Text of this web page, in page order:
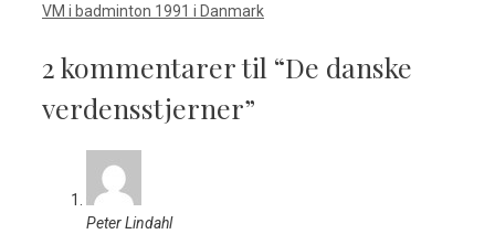
VM i badminton 1991 i Danmark
2 kommentarer til “De danske
verdensstjerner”
Peter Lindahl